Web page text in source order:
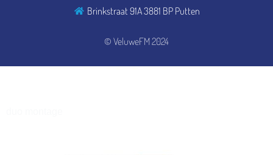
© VeluweFM 2024
Brinkstraat 91A 3881 BP Putten